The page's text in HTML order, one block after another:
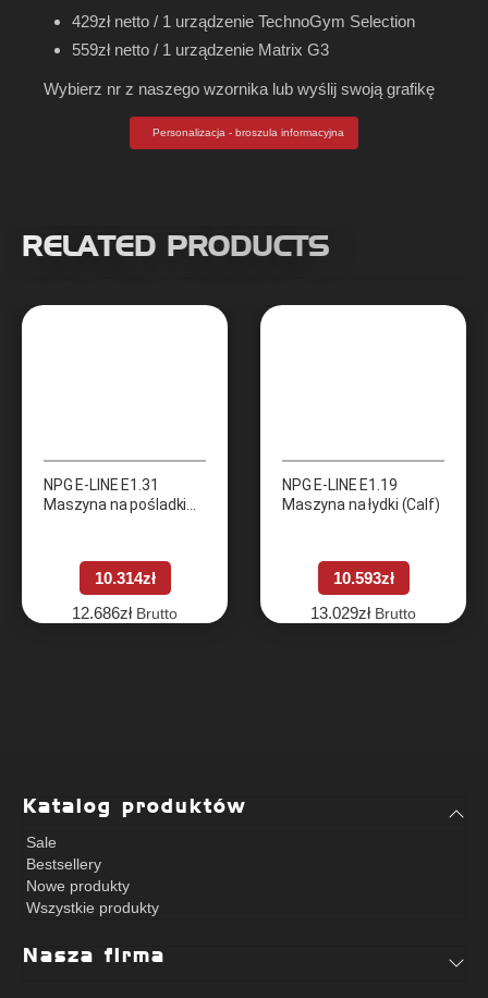
429zł netto / 1 urządzenie TechnoGym Selection
559zł netto / 1 urządzenie Matrix G3
Wybierz nr z naszego wzornika lub wyślij swoją grafikę
Personalizacja - broszula informacyjna
RELATED PRODUCTS
NPG E-LINE E1.31
Maszyna na pośladki
10.314zł
12.686zł Brutto
NPG E-LINE E1.19
Maszyna na łydki (Calf)
10.593zł
13.029zł Brutto
Katalog produktów
Sale
Bestsellery
Nowe produkty
Wszystkie produkty
Nasza firma